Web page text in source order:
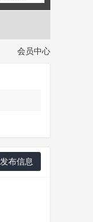
会员中心
发布信息